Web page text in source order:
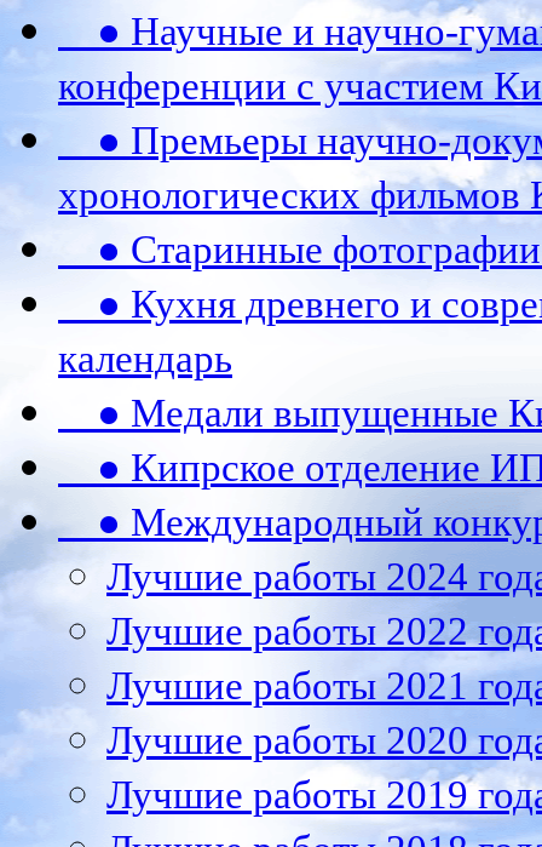
● Научные и научно-
конференции c участием
● Премьеры научно-
хронологических
● Старинные
● Кухня древнего и
календарь
● Медали выпущенные
● Кипрское отделение
● Международный
Лучшие работы 2024
Лучшие работы 2022
Лучшие работы 2021
Лучшие работы 2020
Лучшие работы 2019